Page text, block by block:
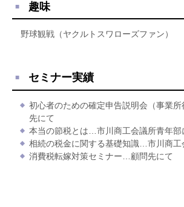
趣味
野球観戦（ヤクルトスワローズファン）
セミナー実績
初心者のための確定申告説明会（事業
先にて
本当の節税とは…市川商工会議所青年部
相続の税金に関する基礎知識…市川商工
消費税転嫁対策セミナー…顧問先にて